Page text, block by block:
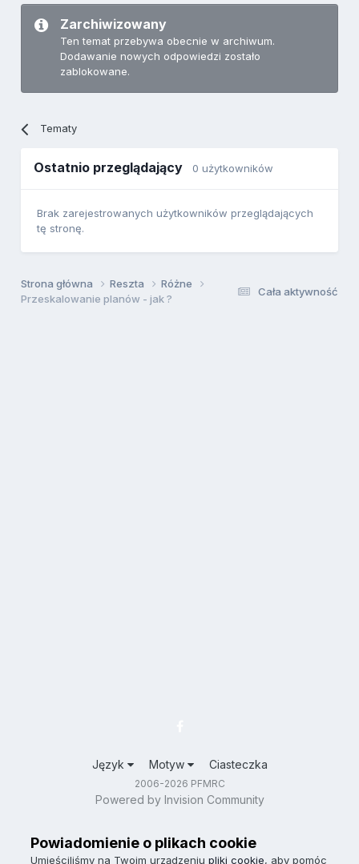
Zarchiwizowany
Ten temat przebywa obecnie w archiwum.
Dodawanie nowych odpowiedzi zostało
zablokowane.
Tematy
Ostatnio przeglądający 0 użytkowników
Brak zarejestrowanych użytkowników przeglądających
tę stronę.
Cała aktywność
Strona główna Reszta
Różne
Przeskalowanie planów - jak ?
Język Motyw Ciasteczka
2006-2026 PFMRC
Powered by Invision Community
Powiadomienie o plikach cookie
Umieściliśmy na Twoim urządzeniu pliki cookie, aby pomóc